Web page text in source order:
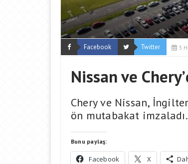
Facebook Twitter 3
Nissan ve
Chery ve Nissan,
ön mutabakat
Bunu paylaş:
Facebook X